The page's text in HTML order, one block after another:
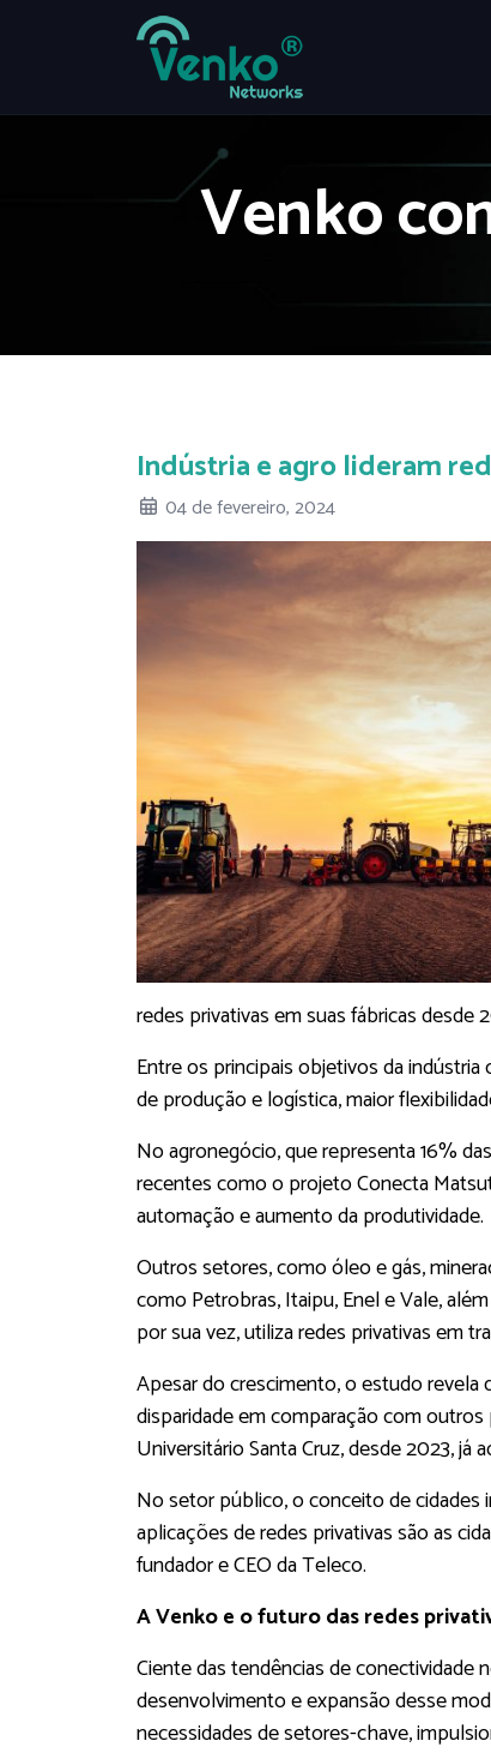
Venko
Indústria e agro lideram
04 de fevereiro, 2024
redes privativas em suas fábricas
Entre os principais objetivos da
de produção e logística, maior
No agronegócio, que representa 16%
recentes como o projeto Conecta
automação e aumento da produtividade.
Outros setores, como óleo e gás,
como Petrobras, Itaipu, Enel e Vale,
por sua vez, utiliza redes privativas em
Apesar do crescimento, o estudo revela
disparidade em comparação com
Universitário Santa Cruz, desde 2023, já
No setor público, o conceito de cidades
aplicações de redes privativas são as
fundador e CEO da Teleco.
A Venko e o futuro das redes
Ciente das tendências de conectividade
desenvolvimento e expansão desse
necessidades de setores-chave,